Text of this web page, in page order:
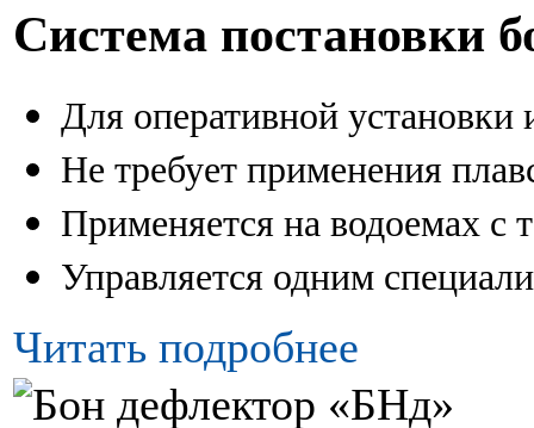
Система постановки
Для оперативной установки
Не требует применения
Применяется на водоемах с
Управляется одним
Читать подробнее